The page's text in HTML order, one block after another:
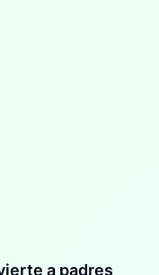
a padres